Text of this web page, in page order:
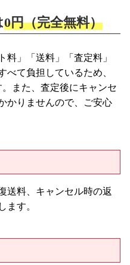
0円（完全無料）
料」「送料」「査定料」
べて負担しているため、
また、査定後にキャンセ
かりませんので、ご安心
送料、キャンセル時の返
ます。